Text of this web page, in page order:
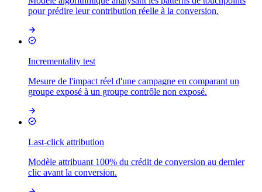
pour prédire leur contribution réelle à la conversion.
Incrementality test
Mesure de l'impact réel d'une campagne en comparant un
groupe exposé à un groupe contrôle non exposé.
Last-click attribution
Modèle attribuant 100% du crédit de conversion au dernier
clic avant la conversion.